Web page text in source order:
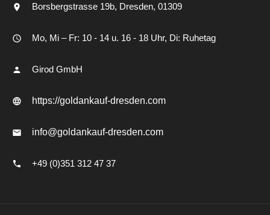
Borsbergstrasse 19b Dresden 01309
Mo, Mi – Fr: 10 - 14 u. 16 - 18 Uhr, Di: Ruhetag
Girod GmbH
https://goldankauf-dresden.com
info@goldankauf-dresden.com
+49 (0)351 312 47 37